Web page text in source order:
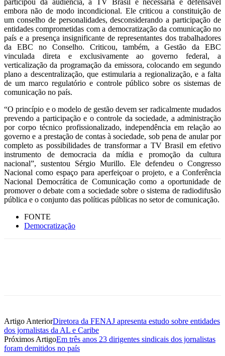
embora não de modo incondicional. Ele criticou a constituição de
um conselho de personalidades, desconsiderando a participação de
entidades comprometidas com a democratização da comunicação no
país e a presença insignificante de representantes dos trabalhadores
da EBC no Conselho. Criticou, também, a Gestão da EBC
vinculada direta e exclusivamente ao governo federal, a
verticalização da programação da emissora, colocando em segundo
plano a descentralização, que estimularia a regionalização, e a falta
de um marco regulatório e controle público sobre os sistemas de
comunicação no país.
“O princípio e o modelo de gestão devem ser radicalmente mudados
prevendo a participação e o controle da sociedade, a administração
por corpo técnico profissionalizado, independência em relação ao
governo e a prestação de contas à sociedade, sob pena de anular por
completo as possibilidades de transformar a TV Brasil em efetivo
instrumento de democracia da mídia e promoção da cultura
nacional”, sustentou Sérgio Murillo. Ele defendeu o Congresso
Nacional como espaço para aperfeiçoar o projeto, e a Conferência
Nacional Democrática de Comunicação como a oportunidade de
promover o debate com a sociedade sobre o sistema de radiodifusão
pública e o conjunto das políticas públicas no setor de comunicação.
FONTE
Democratização
Artigo AnteriorDiretora da FENAJ apresenta estudo sobre entidades
dos jornalistas da AL e Caribe
Próximos ArtigoEm três anos 23 dirigentes sindicais dos jornalistas
foram demitidos no país